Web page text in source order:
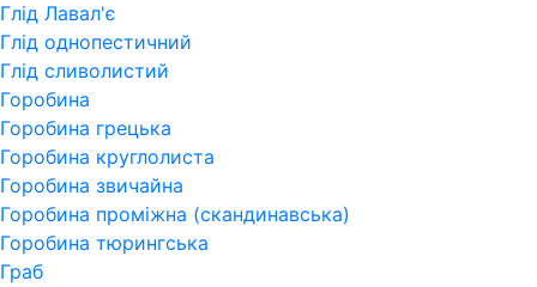
Глід Лавал'є
Глід однопестичний
Глід сливолистий
Горобина
Горобина грецька
Горобина круглолиста
Горобина звичайна
Горобина проміжна (скандинавська)
Горобина тюрингська
Граб